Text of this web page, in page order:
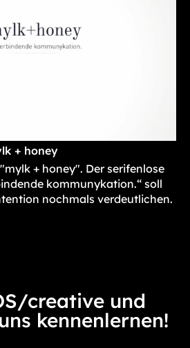
+ honey
+ honey". Der serifenlose
kommunykation.“ soll
nochmals verdeutlichen.
creative und
kennenlernen!